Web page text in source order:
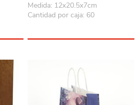
Medida: 12x20.5x7cm
Cantidad por caja: 60